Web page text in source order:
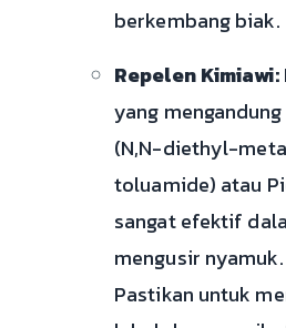
berkembang biak.
Repelen Kimiawi:
yang mengandung
(N,N-diethyl-
toluamide) atau
sangat efektif
mengusir nyamuk.
Pastikan untuk